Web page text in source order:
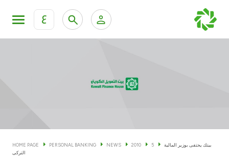
ع
KFH Online Corporate Banking Services
Cards
HOME PAGE PERSONAL BANKING NEWS 2010 5
بيتك يحتفى بوزير المالية
التركى